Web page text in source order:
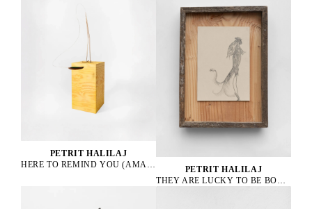
PETRIT HALILAJ
HERE TO REMIND YOU (AMAZONA ALBIFRONS), 2023
PETRIT HALILAJ